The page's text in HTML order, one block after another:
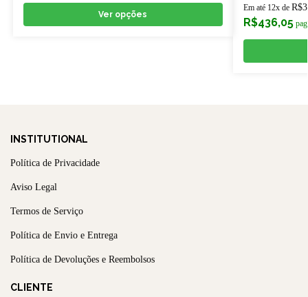
Ver opções
Em até 12x de R$
R$436,05
INSTITUTIONAL
Política de Privacidade
Aviso Legal
Termos de Serviço
Política de Envio e Entrega
Política de Devoluções e Reembolsos
CLIENTE